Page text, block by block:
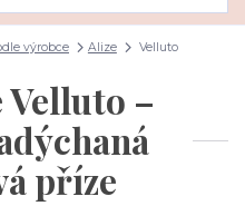
výrobce Alize Velluto
Velluto –
příze